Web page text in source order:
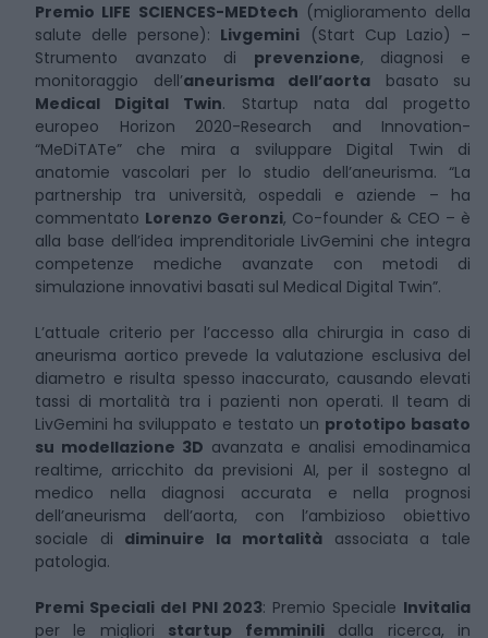
Premio LIFE SCIENCES-MEDtech (miglioramento della
salute delle persone): Livgemini (Start Cup Lazio) –
Strumento avanzato di prevenzione, diagnosi e
monitoraggio dell’aneurisma dell’aorta basato su
Medical Digital Twin. Startup nata dal progetto
europeo Horizon 2020-Research and Innovation-
“MeDiTATe” che mira a sviluppare Digital Twin di
anatomie vascolari per lo studio dell’aneurisma. “La
partnership tra università, ospedali e aziende – ha
commentato Lorenzo Geronzi, Co-founder & CEO – è
alla base dell’idea imprenditoriale LivGemini che integra
competenze mediche avanzate con metodi di
simulazione innovativi basati sul Medical Digital Twin”.
L’attuale criterio per l’accesso alla chirurgia in caso di
aneurisma aortico prevede la valutazione esclusiva del
diametro e risulta spesso inaccurato, causando elevati
tassi di mortalità tra i pazienti non operati. Il team di
LivGemini ha sviluppato e testato un prototipo basato
su modellazione 3D avanzata e analisi emodinamica
realtime, arricchito da previsioni AI, per il sostegno al
medico nella diagnosi accurata e nella prognosi
dell’aneurisma dell’aorta, con l’ambizioso obiettivo
sociale di diminuire la mortalitàassociata a tale
patologia.
Premi Speciali del PNI 2023: Premio Speciale Invitalia
per le migliori startup femminilidalla ricerca, in